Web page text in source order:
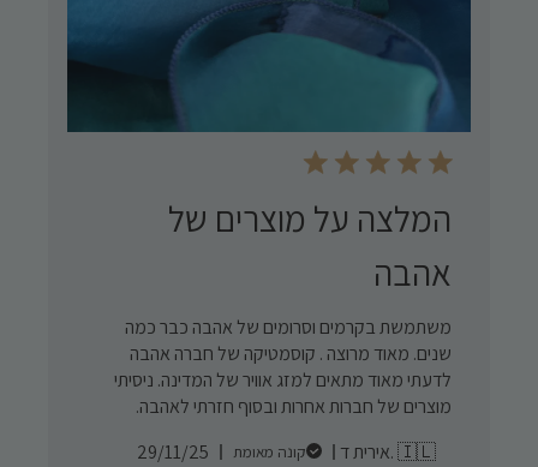
המלצה על מוצרים של
אהבה
משתמשת בקרמים וסרומים של אהבה כבר כמה
שנים. מאוד מרוצה . קוסמטיקה של חברה אהבה
לדעתי מאוד מתאים למזג אוויר של המדינה. ניסיתי
מוצרים של חברות אחרות ובסוף חזרתי לאהבה.
אירית ד. 🇮🇱
קונה מאומתPublished
29/11/25